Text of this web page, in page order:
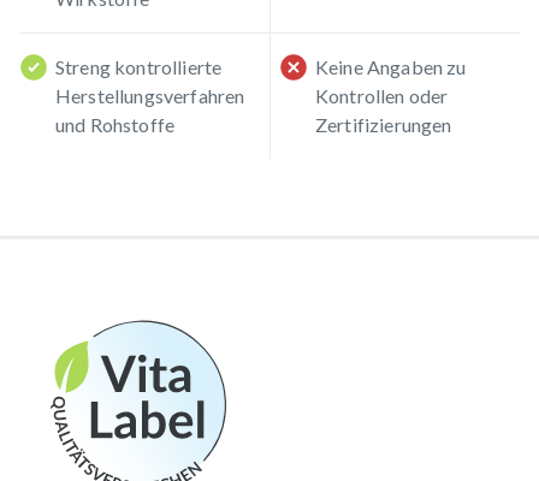
Streng kontrollierte
Herstellungsverfahren
und Rohstoffe
Keine Angaben zu
Kontrollen oder
Zertifizierungen